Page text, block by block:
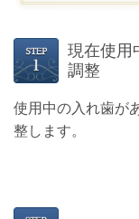
現在使用
調整
使用中の入れ歯が
整します。